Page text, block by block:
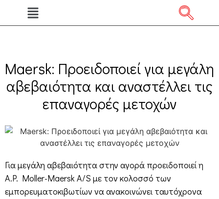
Maersk: Προειδοποιεί για μεγάλη
αβεβαιότητα και αναστέλλει τις
επαναγορές μετοχών
Για μεγάλη αβεβαιότητα στην αγορά προειδοποιεί η
A.P. Moller-Maersk A/S με τον κολοσσό των
εμπορευματοκιβωτίων να ανακοινώνει ταυτόχρονα